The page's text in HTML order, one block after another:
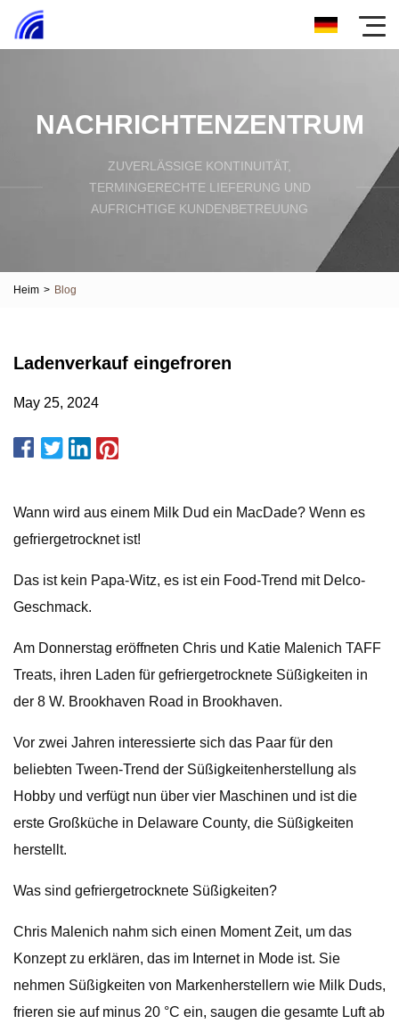
NACHRICHTENZENTRUM
ZUVERLÄSSIGE KONTINUITÄT,
TERMINGERECHTE LIEFERUNG UND
AUFRICHTIGE KUNDENBETREUUNG
Heim > Blog
Ladenverkauf eingefroren
May 25, 2024
Wann wird aus einem Milk Dud ein MacDade? Wenn es
gefriergetrocknet ist!
Das ist kein Papa-Witz, es ist ein Food-Trend mit Delco-
Geschmack.
Am Donnerstag eröffneten Chris und Katie Malenich TAFF
Treats, ihren Laden für gefriergetrocknete Süßigkeiten in
der 8 W. Brookhaven Road in Brookhaven.
Vor zwei Jahren interessierte sich das Paar für den
beliebten Tween-Trend der Süßigkeitenherstellung als
Hobby und verfügt nun über vier Maschinen und ist die
erste Großküche in Delaware County, die Süßigkeiten
herstellt.
Was sind gefriergetrocknete Süßigkeiten?
Chris Malenich nahm sich einen Moment Zeit, um das
Konzept zu erklären, das im Internet in Mode ist. Sie
nehmen Süßigkeiten von Markenherstellern wie Milk Duds,
frieren sie auf minus 20 °C ein, saugen die gesamte Luft ab